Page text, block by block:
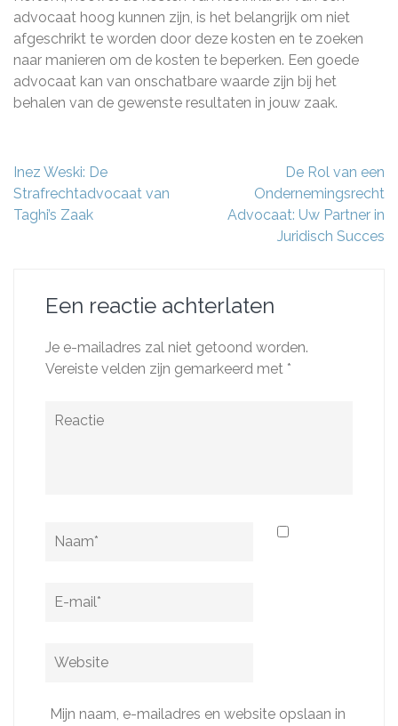
advocaat hoog kunnen zijn, is het belangrijk om niet
afgeschrikt te worden door deze kosten en te zoeken
naar manieren om de kosten te beperken. Een goede
advocaat kan van onschatbare waarde zijn bij het
behalen van de gewenste resultaten in jouw zaak.
Berichtnavigatie
Inez Weski: De
Strafrechtadvocaat van
Taghi’s Zaak
De Rol van een
Ondernemingsrecht
Advocaat: Uw Partner in
Juridisch Succes
Een reactie achterlaten
Je e-mailadres zal niet getoond worden.
Vereiste velden zijn gemarkeerd met *
Reactie
Naam
E-
Website
Mijn naam, e-mailadres en website opslaan in